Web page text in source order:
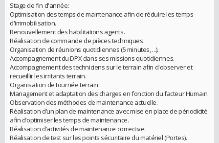
Stage de fin d'année:
Optimisation des temps de maintenance afin de réduire les temps
d'immobilisation.
Renouvellement des habilitations agents.
Réalisation de commande de pièces techniques.
Organisation de réunions quotidiennes (5 minutes, ...).
Accompagnement du DPX dans ses missions quotidiennes.
Accompagnement des techniciens sur le terrain afin d'observer et
recueillir les irritants terrain.
Organisation de tournée terrain.
Management et adaptation des charges en fonction du facteur Humain.
Observation des méthodes de maintenance actuelle.
Réalisation d’un plan de maintenance avec mise en place de périodicité
afin d’optimiser les temps de maintenance.
Réalisation d’activités de maintenance corrective.
Réalisation de test sur les points sécuritaire du matériel (Portes).